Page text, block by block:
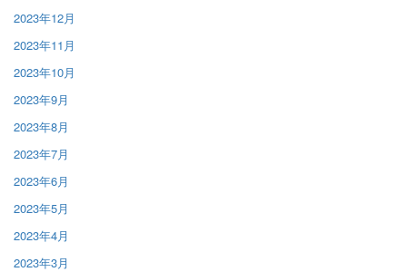
2023年12月
2023年11月
2023年10月
2023年9月
2023年8月
2023年7月
2023年6月
2023年5月
2023年4月
2023年3月